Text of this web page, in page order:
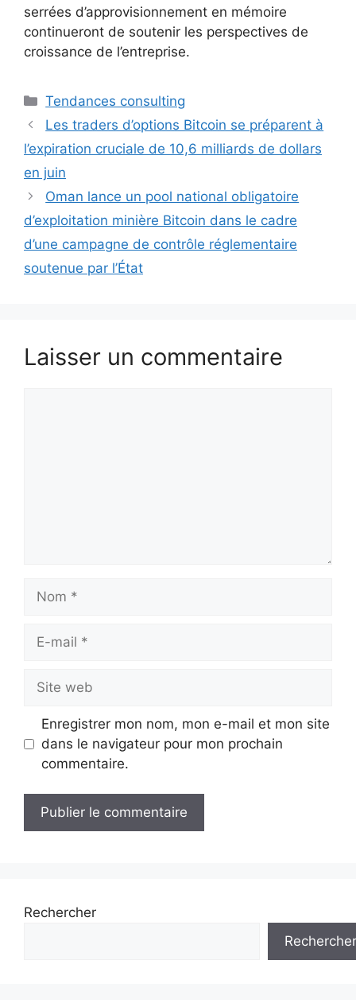
serrées d’approvisionnement en mémoire
continueront de soutenir les perspectives de
croissance de l’entreprise.
Catégories
Tendances consulting
Les traders d’options Bitcoin se préparent à
l’expiration cruciale de 10,6 milliards de dollars
en juin
Oman lance un pool national obligatoire
d’exploitation minière Bitcoin dans le cadre
d’une campagne de contrôle réglementaire
soutenue par l’État
Laisser un commentaire
mail
web
Enregistrer mon nom, mon e-mail et mon site
dans le navigateur pour mon prochain
commentaire.
Rechercher
Rechercher